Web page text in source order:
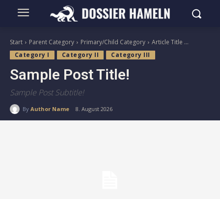
Start Parent Category Primary/Child Category
Article Title ...
Category I
Category II Category III
Sample Post Title!
Sample Post Subtitle!
By Author Name 8. August 2026